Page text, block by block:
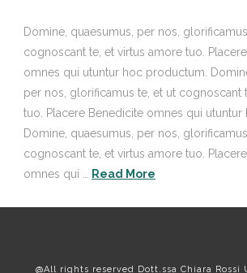
Domine, quaesumus, per nos,
cognoscant te, et virtus amore tuo.
omnes qui utuntur hoc productum.
per nos, glorificamus te, et ut cognoscant
tuo. Placere Benedicite omnes qui utuntur
Domine, quaesumus, per nos,
cognoscant te, et virtus amore tuo.
omnes qui …
Read More
@All rights reserved Dott.ssa Chiara